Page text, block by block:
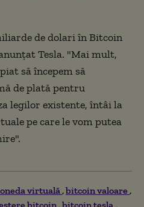
de dolari în Bitcoin
Tesla. "Mai mult,
să începem să
de plată pentru
legilor existente, întâi la
pe care le vom putea
virtuală bitcoin valoare